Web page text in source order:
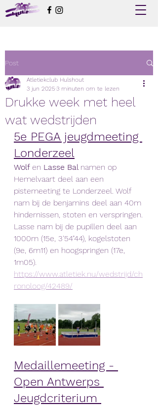
Post
Drukke week met heel
wat wedstrijden
Atletiekclub Hulshout
3 jun 2025 3 minuten om te lezen
5e PEGA jeugdmeeting
Londerzeel
Wolf en Lasse Bal namen op
Hemelvaart deel aan een
pistemeeting te Londerzeel. Wolf
nam bij de benjamins deel aan 40m
hindernissen, stoten en verspringen.
Lasse nam bij de pupillen deel aan
1000m (15e, 3'54"44), kogelstoten
(9e, 6m11) en hoogspringen (17e,
1m05).
https://www.atletiek.nu/wedstrijd/ch
ronoloog/42489/
Medaillemeeting -
Open Antwerps
Jeugdcriterium